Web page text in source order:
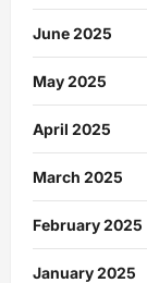
June 2025
May 2025
April 2025
March 2025
February 2025
January 2025